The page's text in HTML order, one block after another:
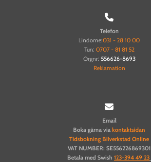

Telefon
Lindome:031 - 28 10 00
Tun: 0707 - 81 81 52
Orgnr: 556626-8693
Reklamation

Email
Boka gärna via kontaktsidan
Tidsbokning Bilverkstad Online
VAT NUMBER: SE556226869301
Betala med Swish 123-394 49 23